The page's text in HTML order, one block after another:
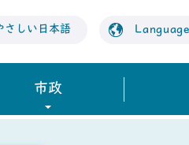
さしい日本語 Language
市政